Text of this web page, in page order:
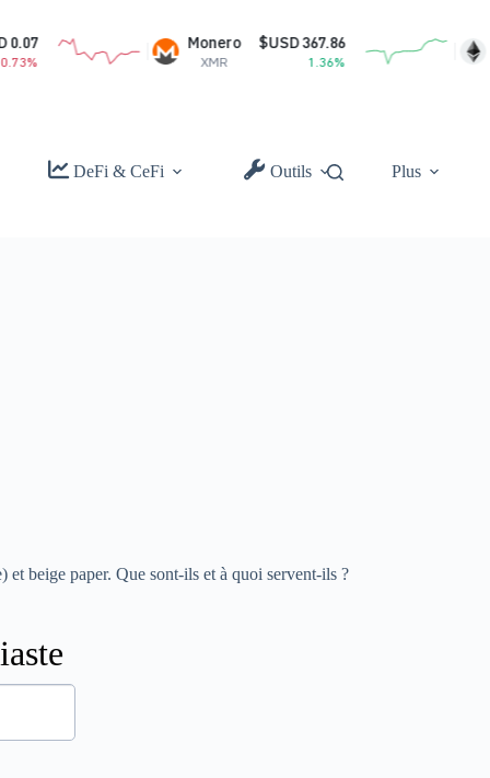
XMR
$USD 367.86
1.36%
Ethereum
DeFi & CeFi Outils Plus
beige paper. Que sont-ils et à quoi servent-ils ?